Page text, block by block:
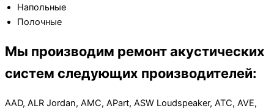
Напольные
Полочные
Мы производим ремонт акустических
систем следующих производителей:
AAD, ALR Jordan, AMC, APart, ASW Loudspeaker, ATC, AVE,